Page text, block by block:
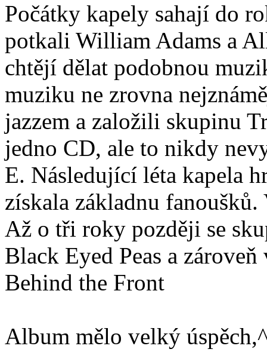
Počátky kapely sahají do
potkali William Adams a
chtějí dělat podobnou
muziku ne zrovna
jazzem a založili skupinu
jedno CD, ale to nikdy
E. Následující léta kapela
získala základnu
Až o tři roky později se
Black Eyed Peas a
Behind the Front
Album mělo velký